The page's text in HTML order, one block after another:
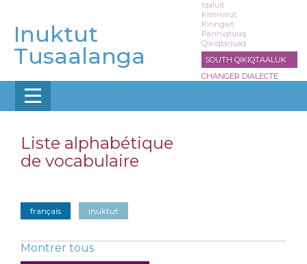
contenu
principal
Inuktut
Tusaalanga
Iqaluit
Kimmirut
Kinngait
Panniqtuuq
Qikiqtarjuaq
SOUTH QIKIQTAALUK
CHANGER DIALECTE
Liste alphabétique
de vocabulaire
français inuktut
Montrer tous